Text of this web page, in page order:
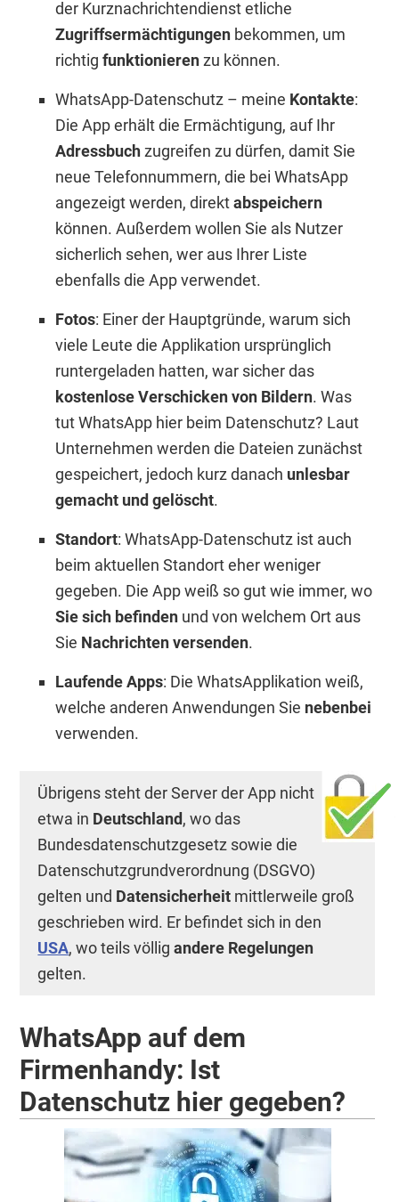
der Kurznachrichtendienst etliche
Zugriffsermächtigungen bekommen, um
richtigfunktionierenzu können.
WhatsApp-Datenschutz – meine Kontakte:
Die App erhält die Ermächtigung, auf Ihr
Adressbuchzugreifen zu dürfen, damit Sie
neue Telefonnummern, die bei WhatsApp
angezeigt werden, direktabspeichern
können. Außerdem wollen Sie als Nutzer
sicherlich sehen, wer aus Ihrer Liste
ebenfalls die App verwendet.
Fotos: Einer der Hauptgründe, warum sich
viele Leute die Applikation ursprünglich
runtergeladen hatten, war sicher das
kostenlose Verschicken von Bildern. Was
tut WhatsApp hier beim Datenschutz? Laut
Unternehmen werden die Dateien zunächst
gespeichert, jedoch kurz danach unlesbar
gemacht und gelöscht.
Standort: WhatsApp-Datenschutz ist auch
beim aktuellen Standort eher weniger
gegeben. Die App weiß so gut wie immer, wo
Sie sich befinden und von welchem Ort aus
Sie Nachrichten versenden.
Laufende Apps: Die WhatsApplikation weiß,
welche anderen Anwendungen Sie nebenbei
verwenden.
Übrigens steht der Server der App nicht
etwa in Deutschland, wo das
Bundesdatenschutzgesetz sowie die
Datenschutzgrundverordnung (DSGVO)
gelten und Datensicherheit mittlerweile groß
geschrieben wird. Er befindet sich in den
USA, wo teils völligandere Regelungen
gelten.
WhatsApp auf dem
Firmenhandy: Ist
Datenschutz hier gegeben?